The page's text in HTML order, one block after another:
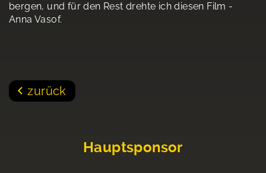
bergen, und für den Rest drehte ich diesen Film -
Anna Vasof.
zurück
Hauptsponsor